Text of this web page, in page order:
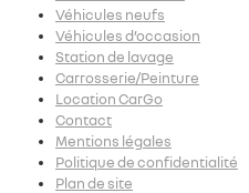
Véhicules neufs
Véhicules d’occasion
Station de lavage
Carrosserie/Peinture
Location CarGo
Contact
Mentions légales
Politique de confidentialité
Plan de site